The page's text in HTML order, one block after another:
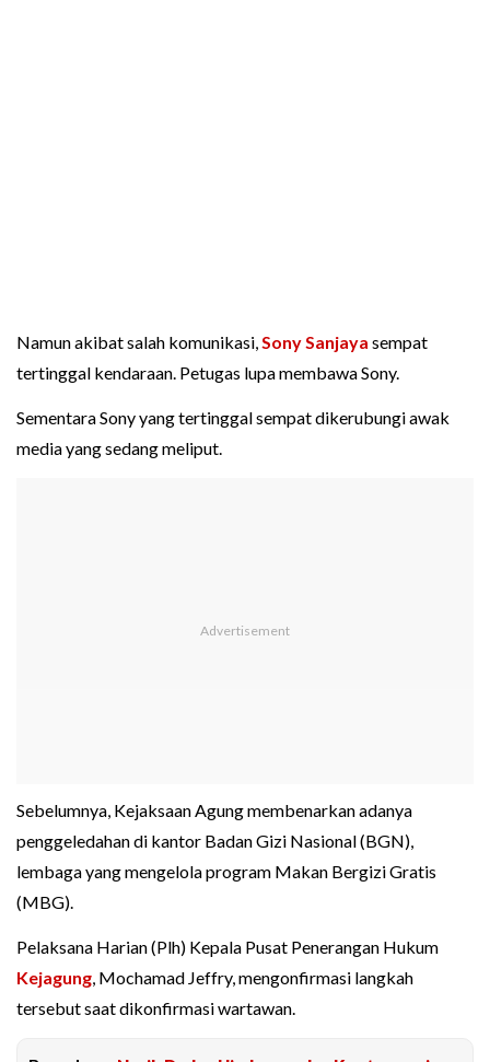
Namun akibat salah komunikasi,Sony Sanjaya sempat
tertinggal kendaraan. Petugas lupa membawa Sony.
Sementara Sony yang tertinggal sempat dikerubungi awak
media yang sedang meliput.
Sebelumnya, Kejaksaan Agung membenarkan adanya
penggeledahan di kantor Badan Gizi Nasional (BGN),
lembaga yang mengelola program Makan Bergizi Gratis
(MBG).
Pelaksana Harian (Plh) Kepala Pusat Penerangan Hukum
Kejagung, Mochamad Jeffry, mengonfirmasi langkah
tersebut saat dikonfirmasi wartawan.